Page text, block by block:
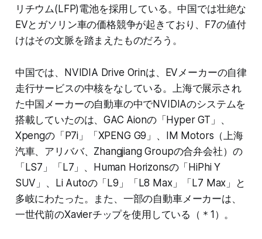
リチウム(LFP)電池を採用している。中国では壮絶な
EVとガソリン車の価格競争が起きており、F7の値付
けはその文脈を踏まえたものだろう。
中国では、NVIDIA Drive Orinは、EVメーカーの自律
走行サービスの中核をなしている。上海で展示され
た中国メーカーの自動車の中でNVIDIAのシステムを
搭載していたのは、GAC Aionの「Hyper GT」、
Xpengの「P7i」「XPENG G9」、IM Motors（上海
汽車、アリババ、Zhangjiang Groupの合弁会社）の
「LS7」「L7」、Human Horizonsの「HiPhi Y
SUV」、Li Autoの「L9」「L8 Max」「L7 Max」と
多岐にわたった。また、一部の自動車メーカーは、
一世代前のXavierチップを使用している（＊1）。